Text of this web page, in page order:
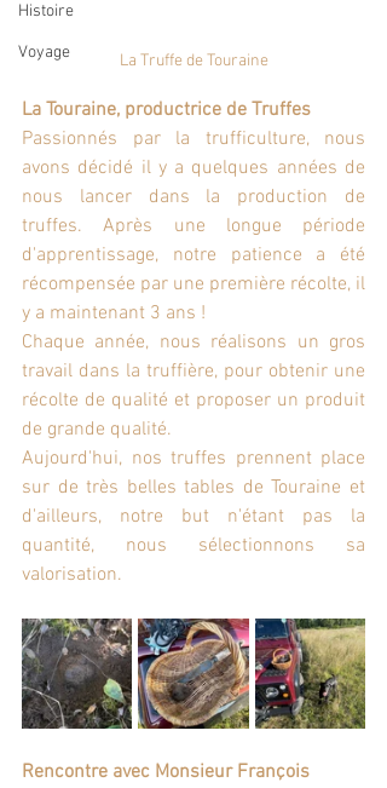
Histoire
Voyage
La Truffe de Touraine
La Touraine, productrice de Truffes
Passionnés par la trufficulture, nous
avons décidé il y a quelques années de
nous lancer dans la production de
truffes. Après une longue période
d'apprentissage, notre patience a été
récompensée par une première récolte, il
y a maintenant 3 ans !
Chaque année, nous réalisons un gros
travail dans la truffière, pour obtenir une
récolte de qualité et proposer un produit
de grande qualité.
Aujourd'hui, nos truffes prennent place
sur de très belles tables de Touraine et
d'ailleurs, notre but n'étant pas la
quantité, nous sélectionnons sa
valorisation.
Rencontre avec Monsieur François